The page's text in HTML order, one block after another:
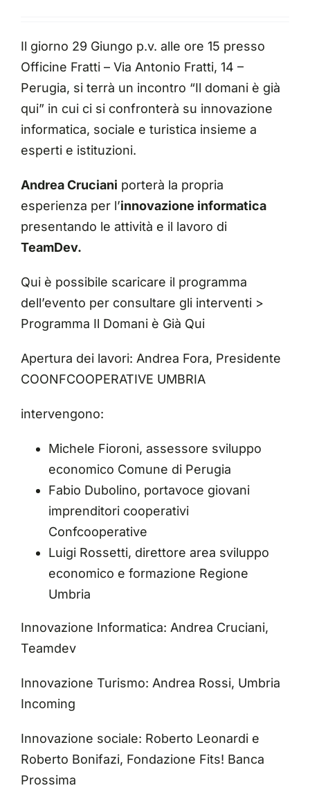
Il giorno 29 Giungo p.v. alle ore 15 presso
Officine Fratti – Via Antonio Fratti, 14 –
Perugia, si terrà un incontro “Il domani è già
qui” in cui ci si confronterà su innovazione
informatica, sociale e turistica insieme a
esperti e istituzioni.
Andrea Cruciani porterà la propria
esperienza per l’innovazione informatica
presentando le attività e il lavoro di
TeamDev.
Qui è possibile scaricare il programma
dell’evento per consultare gli interventi >
Programma Il Domani è Già Qui
Apertura dei lavori: Andrea Fora, Presidente
COONFCOOPERATIVE UMBRIA
intervengono:
Michele Fioroni, assessore sviluppo
economico Comune di Perugia
Fabio Dubolino, portavoce giovani
imprenditori cooperativi
Confcooperative
Luigi Rossetti, direttore area sviluppo
economico e formazione Regione
Umbria
Innovazione Informatica: Andrea Cruciani,
Teamdev
Innovazione Turismo: Andrea Rossi, Umbria
Incoming
Innovazione sociale: Roberto Leonardi e
Roberto Bonifazi, Fondazione Fits! Banca
Prossima